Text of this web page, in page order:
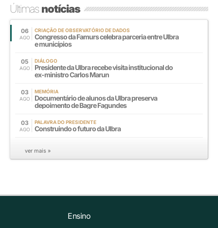
Últimasnotícias
06
AGO
CRIAÇÃO DE OBSERVATÓRIO DE DADOS
Congresso da Famurs celebra parceria entre Ulbra
e municípios
05
AGO
DIÁLOGO
Presidente da Ulbra recebe visita institucional do
ex-ministro Carlos Marun
03
AGO
MEMÓRIA
Documentário de alunos da Ulbra preserva
depoimento de Bagre Fagundes
03
AGO
PALAVRA DO PRESIDENTE
Construindo o futuro da Ulbra
ver mais »
Ensino